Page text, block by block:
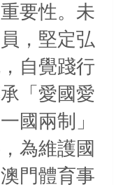
要性。未
，堅定弘
自覺踐行
「愛國愛
國兩制」
為維護國
門體育事